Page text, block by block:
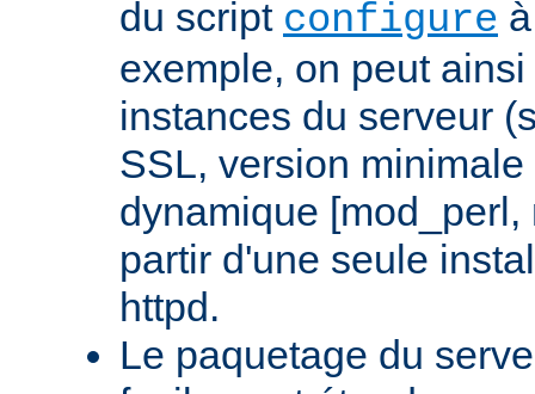
du script configure
exemple, on peut
instances du serveur
SSL, version
dynamique
partir d'une seule
httpd.
Le paquetage du